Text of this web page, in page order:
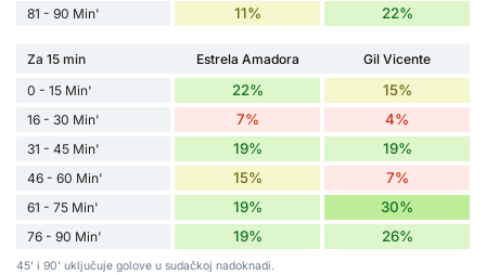
81 - 90 Min' 11% 22%
Za 15 min Estrela Amadora
Gil Vicente
0 - 15 Min'
22% 15%
16 - 30 Min' 7% 4%
31 - 45 Min' 19% 19%
46 - 60 Min' 15% 7%
61 - 75 Min' 19% 30%
76 - 90 Min' 19% 26%
45' i 90' uključuje golove u sudačkoj nadoknadi.